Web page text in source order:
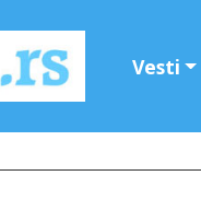
Vesti